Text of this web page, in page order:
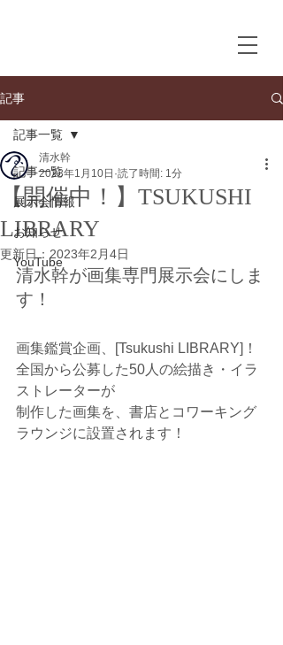
記事
記事一覧
展示会情報
お知らせ
YouTube
記事一覧
【開催中！】TSUKUSHI
LIBRARY
清水幹
2023年1月10日 読了時間: 1分
更新日： 2023年2月4日
清水幹が画集専門展示会にしま
す！
画集鑑賞企画、[Tsukushi LIBRARY]！
全国から公募した50人の絵描き・イラ
ストレーターが
制作した画集を、書店とコワーキング
ラウンジに設置されます！